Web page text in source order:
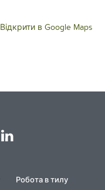
Відкрити в Google Maps
Робота в тилу